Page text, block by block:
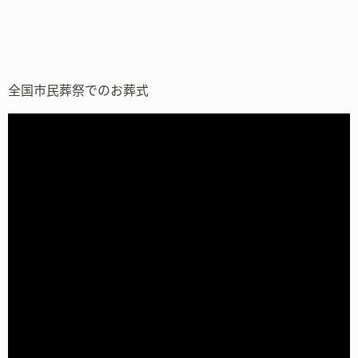
全国市民葬祭でのお葬式